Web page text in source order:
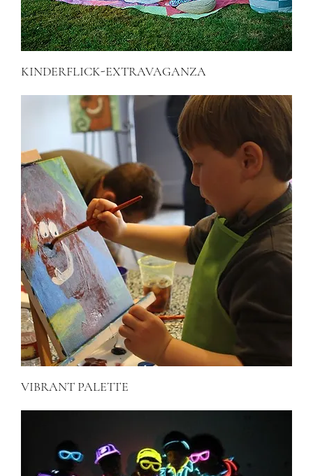
KINDERFLICK-EXTRAVAGANZA
VIBRANT PALETTE